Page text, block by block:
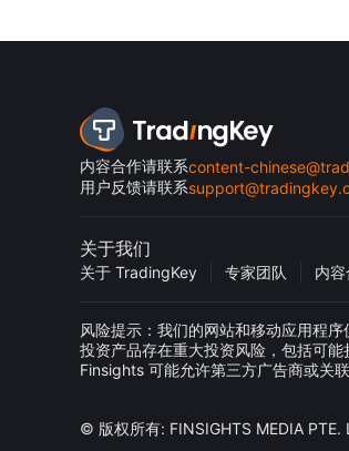
内容合作请联系content-
用户反馈请联系
关于我们
关于 TradingKey 专家团队 内
风险提示：我们的网站和移动应用程
投资产品存在重大投资风险，包括可
Finsights 可能允许第三方广告商或关
© 版权所有: FINSIGHTS MEDIA PTE.